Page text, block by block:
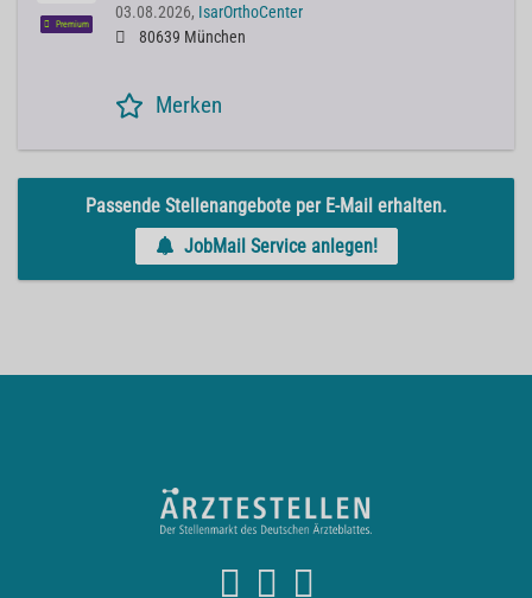
Premium
03.08.2026, IsarOrthoCenter
80639 München
Merken
Passende Stellenangebote per E-Mail erhalten.
JobMail Service anlegen!